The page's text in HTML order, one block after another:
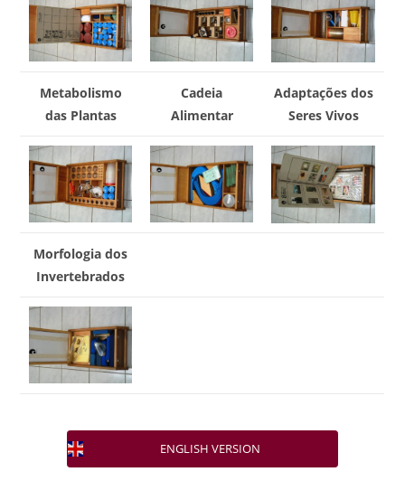
Metabolismo
das Plantas
Cadeia
Alimentar
Adaptações dos
Seres Vivos
Morfologia dos
Invertebrados
ENGLISH VERSION